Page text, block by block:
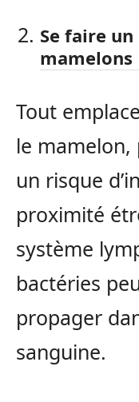
Se faire
mamelons
Tout
le mamelon,
un risque
proximité
système
bactéries
propager
sanguine.